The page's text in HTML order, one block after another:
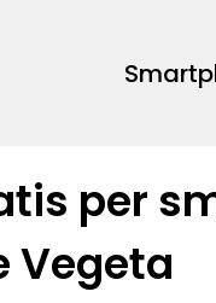
per
Vegeta